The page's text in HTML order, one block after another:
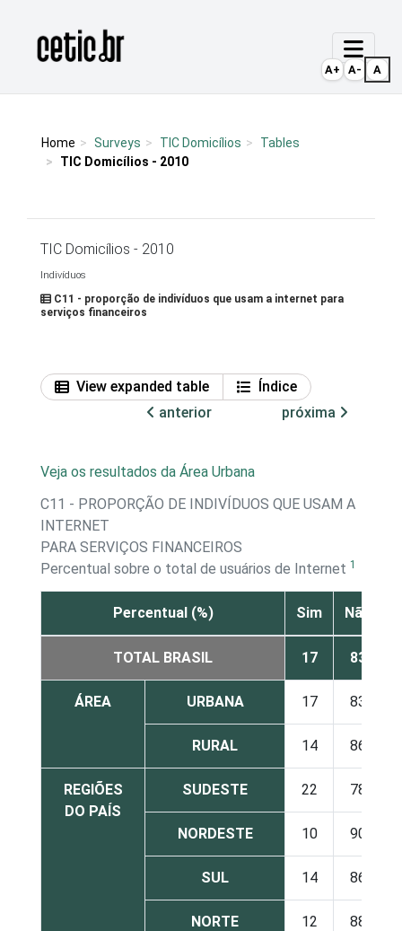
Página inicial
Home Surveys TIC Domicílios
Tables
TIC Domicílios - 2010
TIC Domicílios - 2010
Indivíduos
C11 - proporção de indivíduos que usam a internet para
serviços financeiros
View expanded table
Índice
anterior
próxima
Veja os resultados da Área Urbana
C11 - PROPORÇÃO DE INDIVÍDUOS QUE USAM A
INTERNET
PARA SERVIÇOS FINANCEIROS
Percentual sobre o total de usuários de Internet 1
Percentual (%) Sim Não
TOTAL BRASIL 17 83
ÁREA URBANA 17 83
RURAL 14 86
REGIÕES
DO PAÍS
SUDESTE 22 78
NORDESTE 10 90
SUL 14 86
NORTE 12 88
A+ A- A